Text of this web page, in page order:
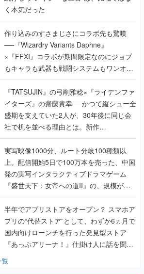
く本気だった
作り込みのすさまじさにコラボ先も驚嘆
──『Wizardry Variants Daphne』
×『FFXI』コラボが期間限定なのにジョブ
もキャラも武器も戦闘システムもワンオフ
で作り込まれた理由を両ディレクターに聞
く
『TATSUJIN』の弓削雅稔×『ライデンファ
イターズ』の齋藤貴幸──かつて縦シュー全
盛期を支えていた2人が、30年後に同じ会
社で机を並べる理由とは。新作
『TATSUJIN EXTREME』で初タッグを組
んだレジェンド2人に訊く開発秘話
実写映像1000分、ルート分岐100種類以
上。配信開始5日で100万本を売った、中国
発の実写インタラクティブドラマゲーム
『盛世天下：女帝への道II』の、規模が違
うこだわりをプロデューサーに聞いた
半年でアプリストアをオープン？ スマホア
プリの“代替ストア”として、わずか6ヵ月で
国内向けローンチを行った発見型ストア
『あっぷアリーナ！』仕掛け人に話を聞い
覧